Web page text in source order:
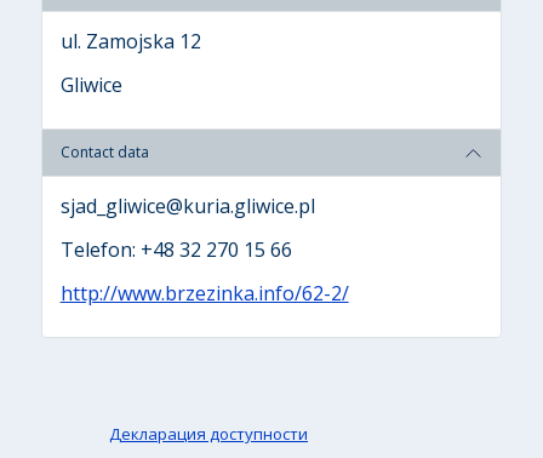
ul. Zamojska 12
Gliwice
Contact data
sjad_gliwice@kuria.gliwice.pl
Telefon: +48 32 270 15 66
http://www.brzezinka.info/62-2/
Декларация доступности